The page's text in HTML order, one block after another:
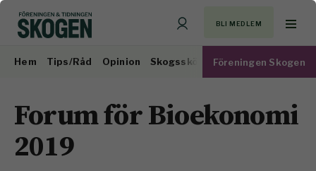
BLI MEDLEM
Hem Tips/Råd Opinion Skogsskötsel Virkesmarknad
Föreningen Skogen
Forum för Bioekonomi
2019